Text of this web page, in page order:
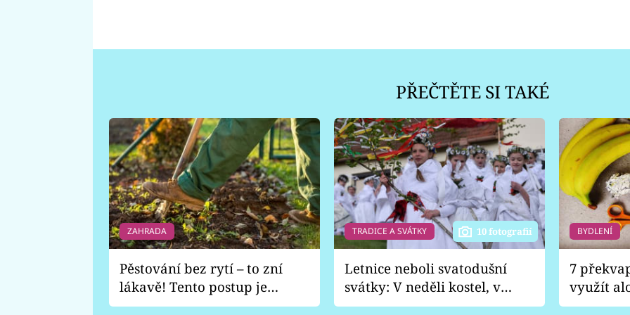
PŘEČTĚTE SI TAKÉ
ZAHRADA
Pěstování bez rytí – to zní
lákavě! Tento postup je
vhodný jen pro některé
TRADICE A SVÁTKY 10 fotografií
Letnice neboli svatodušní
svátky: V neděli kostel, v
pondělí zábava
BYDLENÍ
7
využít